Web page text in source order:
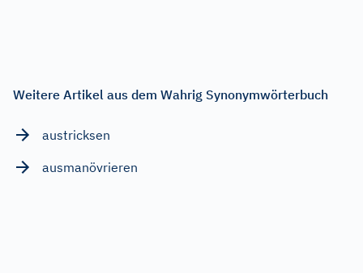
Weitere Artikel aus dem Wahrig Synonymwörterbuch
austricksen
ausmanövrieren